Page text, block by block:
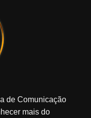
de Comunicação
mais do